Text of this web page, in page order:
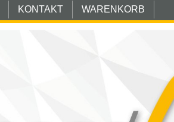
KONTAKT WARENKORB